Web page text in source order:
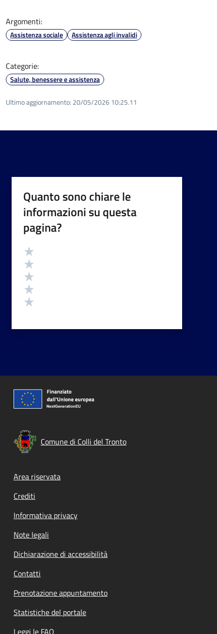
Argomenti:
Assistenza sociale Assistenza agli invalidi
Categorie:
Salute, benessere e assistenza
Ultimo aggiornamento: 20/05/2026 10:25.11
Quanto sono chiare le
informazioni su questa
pagina?
Valutazione
Comune di Colli del Tronto
Footer menu
Area riservata
Crediti
Informativa privacy
Note legali
Dichiarazione di accessibilità
Contatti
Prenotazione appuntamento
Statistiche del portale
Leggi le FAQ